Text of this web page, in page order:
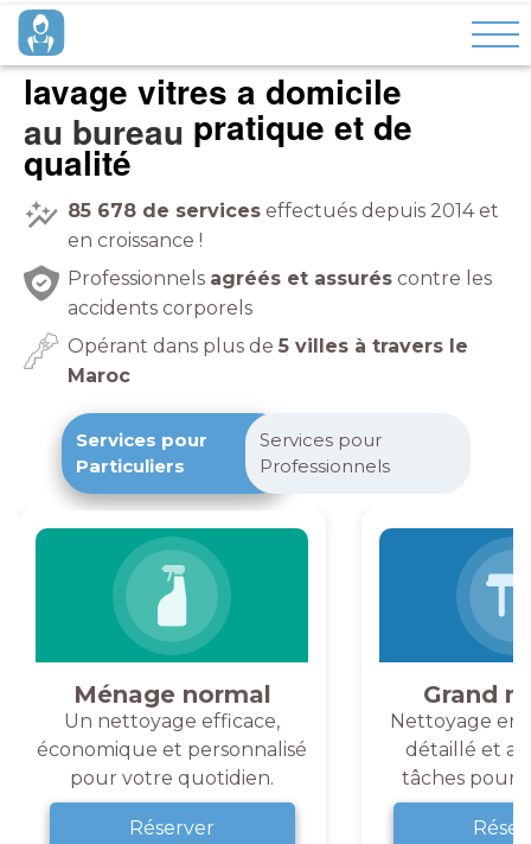
lavage vitres a domicile
à domicile pratique et de
qualité
85 678 de services effectués depuis 2014 et
en croissance !
Professionnels agréés et assurés contre les
accidents corporels
Opérant dans plus de 5 villes à travers le
Maroc
Services pour
Particuliers
Services pour
Professionnels
Ménage normal
Un nettoyage efficace,
économique et personnalisé
pour votre quotidien.
Réserver
Grand
Nettoyage en
détaillé et
tâches pour